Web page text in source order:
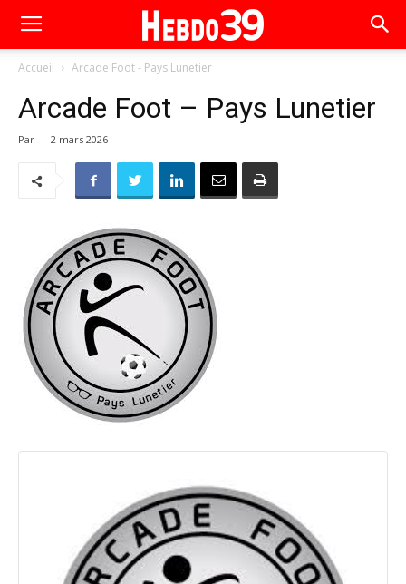
Accueil Arcade Foot - Pays Lunetier
Arcade Foot – Pays Lunetier
Par - 2 mars 2026